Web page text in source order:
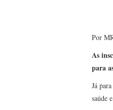
Por
As
para
Já
saúde